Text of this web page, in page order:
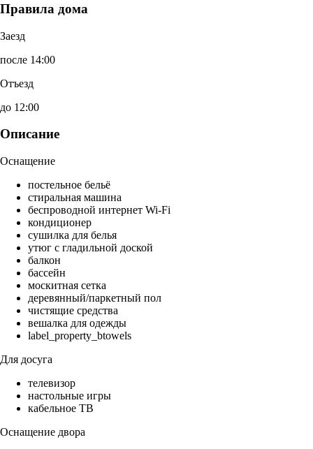
Правила дома
Заезд
после 14:00
Отъезд
до 12:00
Описание
Оснащение
постельное бельё
стиральная машина
беспроводной интернет Wi-Fi
кондиционер
сушилка для белья
утюг с гладильной доской
балкон
бассейн
москитная сетка
деревянный/паркетный пол
чистящие средства
вешалка для одежды
label_property_btowels
Для досуга
телевизор
настольные игры
кабельное ТВ
Оснащение двора